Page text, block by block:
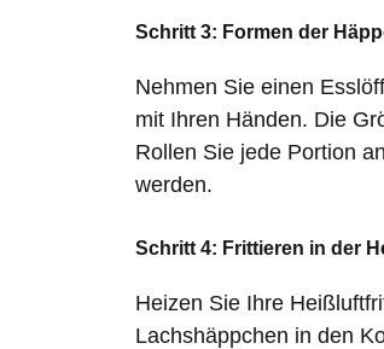
Schritt 3: Formen der
Nehmen Sie einen
mit Ihren Händen. Die
Rollen Sie jede Portion
werden.
Schritt 4: Frittieren in der
Heizen Sie Ihre
Lachshäppchen in den